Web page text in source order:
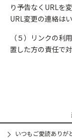
り予告なくURLを
URL変更の連絡は
（５）リンクの利
置した方の責任で
いつもご愛読ありが